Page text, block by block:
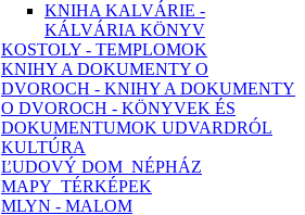
KNIHA KALVÁRIE -
KÁLVÁRIA KÖNYV
KOSTOLY - TEMPLOMOK
KNIHY A DOKUMENTY O
DVOROCH - KNIHY A DOKUMENTY
O DVOROCH - KÖNYVEK ÉS
DOKUMENTUMOK UDVARDRÓL
KULTÚRA
ĽUDOVÝ DOM_NÉPHÁZ
MAPY_TÉRKÉPEK
MLYN - MALOM